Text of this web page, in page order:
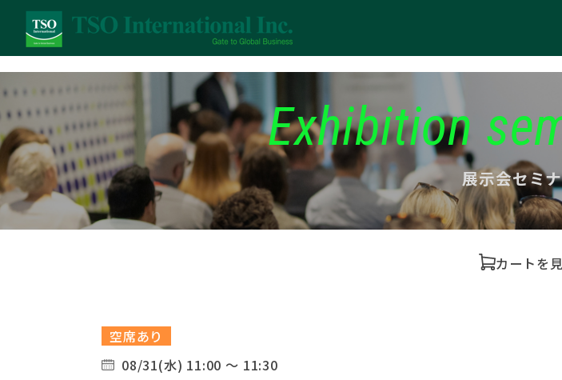
Exhibition
展示会セミ
カートを
空席あり
08/31(水) 11:00 ～ 11:30